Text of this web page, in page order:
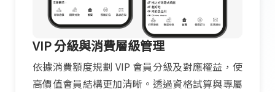
VIP 分級與消費層級管理
依據消費額度規劃 VIP 會員分級及對應權益，使
高價值會員結構更加清晰。透過資格試算與專屬